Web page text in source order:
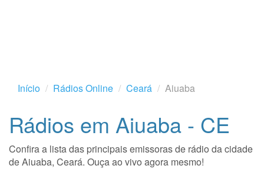
Início Rádios Online Ceará Aiuaba
Rádios em Aiuaba - CE
Confira a lista das principais emissoras de rádio da cidade
de Aiuaba, Ceará. Ouça ao vivo agora mesmo!